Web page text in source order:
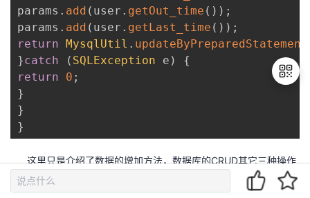
params . add ( user . getOut_time ( ) ) ;
params . add ( user . getLast_time ( ) ) ;
return MysqlUtil . updateByPreparedStatement
}catch ( SQLException e )
{
return
0 ;
}
}
}
这里只是介绍了数据的增加方法，数据库的CRUD其它三种操作
方法，请读者自行练习。